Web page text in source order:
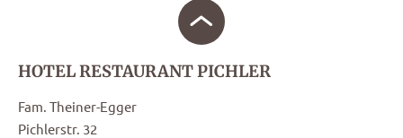
HOTEL RESTAURANT PICHLER
Fam. Theiner-Egger
Pichlerstr. 32